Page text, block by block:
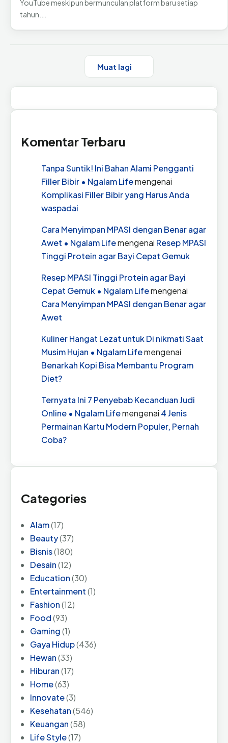
YouTube meskipun bermunculan platform baru setiap
tahun.…
Muat lagi
Komentar Terbaru
Tanpa Suntik! Ini Bahan Alami Pengganti
Filler Bibir • Ngalam Lifemengenai
Komplikasi Filler Bibir yang Harus Anda
waspadai
Cara Menyimpan MPASI dengan Benar agar
Awet • Ngalam Lifemengenai Resep MPASI
Tinggi Protein agar Bayi Cepat Gemuk
Resep MPASI Tinggi Protein agar Bayi
Cepat Gemuk • Ngalam Lifemengenai
Cara Menyimpan MPASI dengan Benar agar
Awet
Kuliner Hangat Lezat untuk Di nikmati Saat
Musim Hujan • Ngalam Lifemengenai
Benarkah Kopi Bisa Membantu Program
Diet?
Ternyata Ini 7 Penyebab Kecanduan Judi
Online • Ngalam Lifemengenai 4 Jenis
Permainan Kartu Modern Populer, Pernah
Coba?
Categories
Alam(17)
Beauty(37)
Bisnis(180)
Desain(12)
Education(30)
Entertainment(1)
Fashion(12)
Food(93)
Gaming(1)
Gaya Hidup(436)
Hewan(33)
Hiburan(17)
Home(63)
Innovate(3)
Kesehatan(546)
Keuangan(58)
Life Style(17)